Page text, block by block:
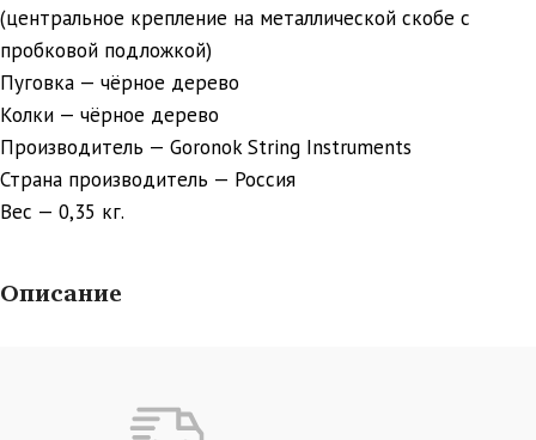
(центральное крепление на металлической скобе с
пробковой подложкой)
Пуговка — чёрное дерево
Колки — чёрное дерево
Производитель — Goronok String Instruments
Страна производитель — Россия
Вес — 0,35 кг.
Описание